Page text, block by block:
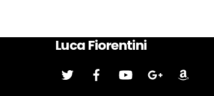
Luca Fiorentini
Twitter Google
Plus